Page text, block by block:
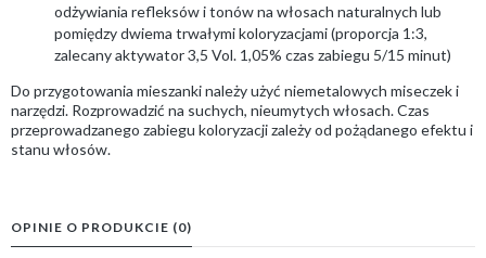
odżywiania refleksów i tonów na włosach naturalnych lub
pomiędzy dwiema trwałymi koloryzacjami (proporcja 1:3,
zalecany aktywator 3,5 Vol. 1,05% czas zabiegu 5/15 minut)
Do przygotowania mieszanki należy użyć niemetalowych miseczek i
narzędzi. Rozprowadzić na suchych, nieumytych włosach. Czas
przeprowadzanego zabiegu koloryzacji zależy od pożądanego efektu i
stanu włosów.
OPINIE O PRODUKCIE (0)